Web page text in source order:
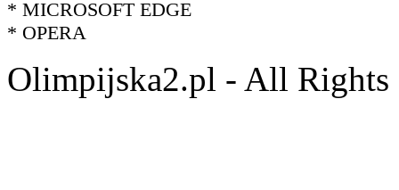
* MICROSOFT EDGE
* OPERA
Olimpijska2.pl - All Rights